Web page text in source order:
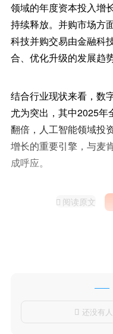
领域的年度资本投入增
持续释放。并购市场方
科技并购交易由金融科
合、优化升级的发展趋势
结合行业现状来看，数
尤为突出，其中2025年
翻倍，人工智能领域投
增长的重要引擎，与麦
成呼应。
 阅读原文
 还没有